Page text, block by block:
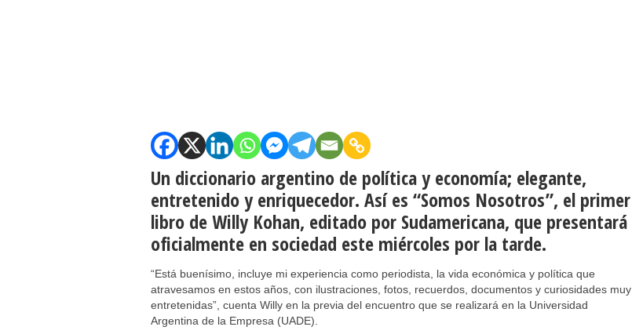
Un diccionario argentino de política y economía; elegante,
entretenido y enriquecedor. Así es “Somos Nosotros”, el primer
libro de Willy Kohan, editado por Sudamericana, que presentará
oficialmente en sociedad este miércoles por la tarde.
“Está buenísimo, incluye mi experiencia como periodista, la vida económica y política que
atravesamos en estos años, con ilustraciones, fotos, recuerdos, documentos y curiosidades muy
entretenidas”, cuenta Willy en la previa del encuentro que se realizará en la Universidad
Argentina de la Empresa (UADE).